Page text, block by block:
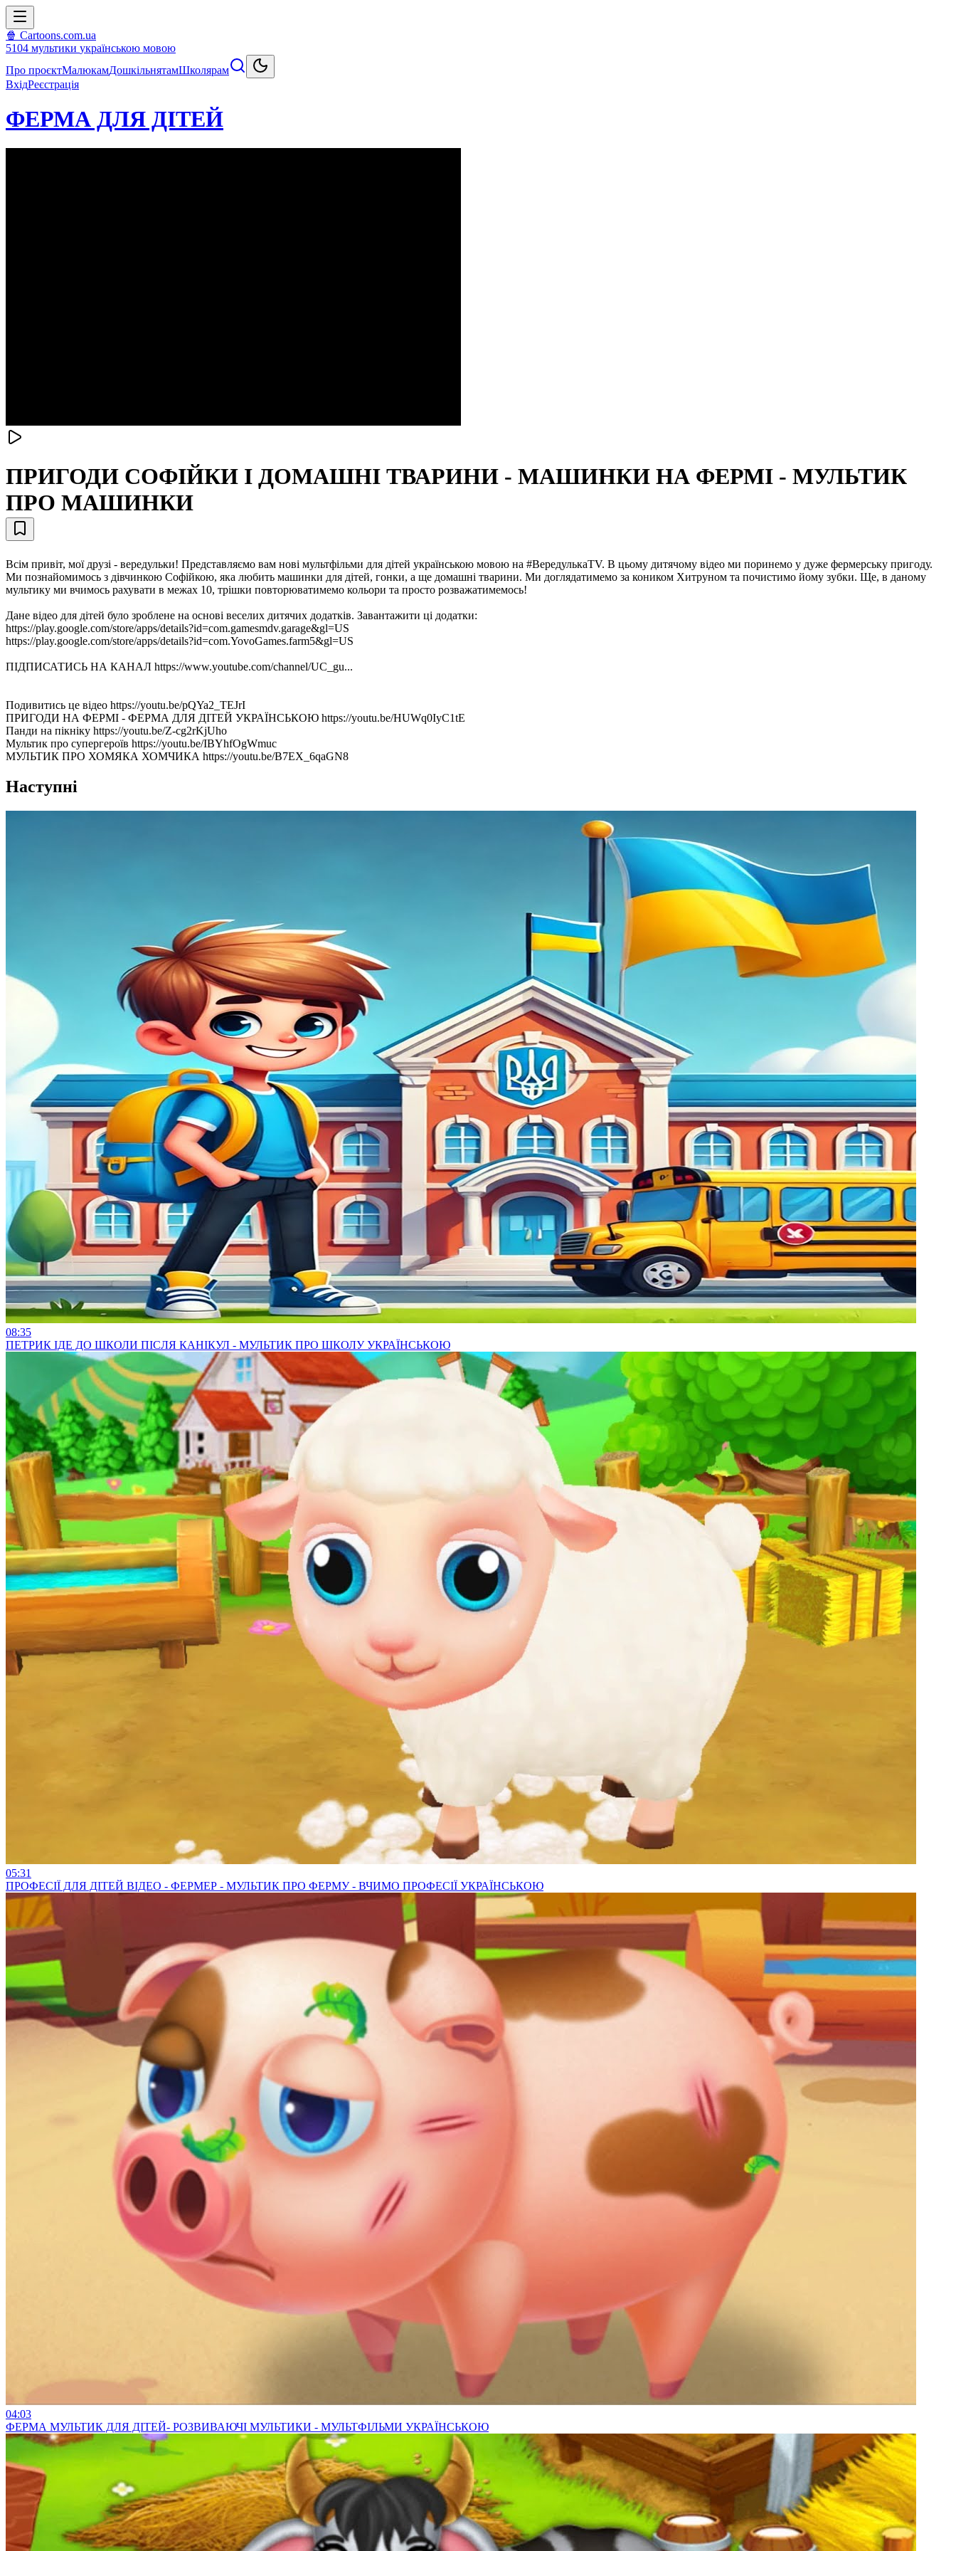
🍿 Cartoons.com.ua
5104 мультики українською мовою
Про проєктМалюкамДошкільнятамШколярам
ВхідРеєстрація
ФЕРМА ДЛЯ ДІТЕЙ
ПРИГОДИ СОФІЙКИ І ДОМАШНІ ТВАРИНИ - МАШИНКИ НА ФЕРМІ - МУЛЬТИК
ПРО МАШИНКИ
Всім привіт, мої друзі - вередульки! Представляємо вам нові мультфільми для дітей українською мовою на #ВередулькаTV. В цьому дитячому відео ми поринемо у дуже фермерську пригоду.
Ми познайомимось з дівчинкою Софійкою, яка любить машинки для дітей, гонки, а ще домашні тварини. Ми доглядатимемо за коником Хитруном та почистимо йому зубки. Ще, в даному
мультику ми вчимось рахувати в межах 10, трішки повторюватимемо кольори та просто розважатимемось!
Дане відео для дітей було зроблене на основі веселих дитячих додатків. Завантажити ці додатки:
https://play.google.com/store/apps/details?id=com.gamesmdv.garage&gl=US
https://play.google.com/store/apps/details?id=com.YovoGames.farm5&gl=US
ПІДПИСАТИСЬ НА КАНАЛ https://www.youtube.com/channel/UC_gu...
Подивитись це відео https://youtu.be/pQYa2_TEJrI
ПРИГОДИ НА ФЕРМІ - ФЕРМА ДЛЯ ДІТЕЙ УКРАЇНСЬКОЮ https://youtu.be/HUWq0IyC1tE
Панди на пікніку https://youtu.be/Z-cg2rKjUho
Мультик про супергероїв https://youtu.be/IBYhfOgWmuc
МУЛЬТИК ПРО ХОМЯКА ХОМЧИКА https://youtu.be/B7EX_6qaGN8
Наступні
08:35
ПЕТРИК ІДЕ ДО ШКОЛИ ПІСЛЯ КАНІКУЛ - МУЛЬТИК ПРО ШКОЛУ УКРАЇНСЬКОЮ
05:31
ПРОФЕСІЇ ДЛЯ ДІТЕЙ ВІДЕО - ФЕРМЕР - МУЛЬТИК ПРО ФЕРМУ - ВЧИМО ПРОФЕСІЇ УКРАЇНСЬКОЮ
04:03
ФЕРМА МУЛЬТИК ДЛЯ ДІТЕЙ- РОЗВИВАЮЧІ МУЛЬТИКИ - МУЛЬТФІЛЬМИ УКРАЇНСЬКОЮ